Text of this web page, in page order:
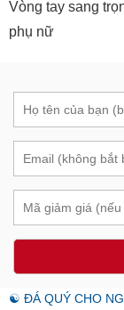
Vòng tay sang
phụ nữ
☯ ĐÁ QUÝ CHO